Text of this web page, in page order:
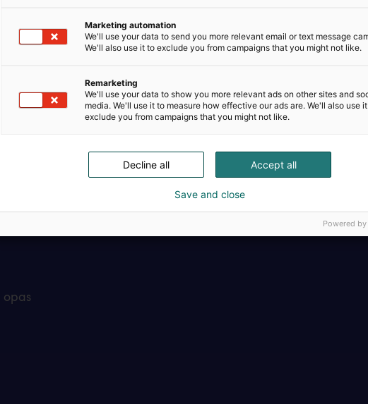
Täällä teollisuus,
Marketing automation
We'll use your data to send you more relevant email or text message
We'll also use it to exclude you from campaigns that you might not like.
Remarketing
We'll use your data to show you more relevant ads on other sites and
media. We'll use it to measure how effective our ads are. We'll also use
exclude you from campaigns that you might not like.
Accept all
Decline all
Save and close
Powered by